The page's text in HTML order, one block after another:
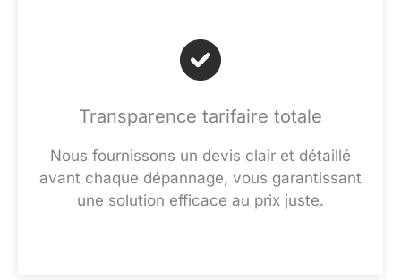
Transparence tarifaire totale
Nous fournissons un devis clair et détaillé
avant chaque dépannage, vous garantissant
une solution efficace au prix juste.